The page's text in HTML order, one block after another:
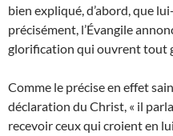
bien expliqué, d’abord, que
précisément, l’Évangile
glorification qui ouvrent tout
Comme le précise en effet
déclaration du Christ, « il
recevoir ceux qui croient en